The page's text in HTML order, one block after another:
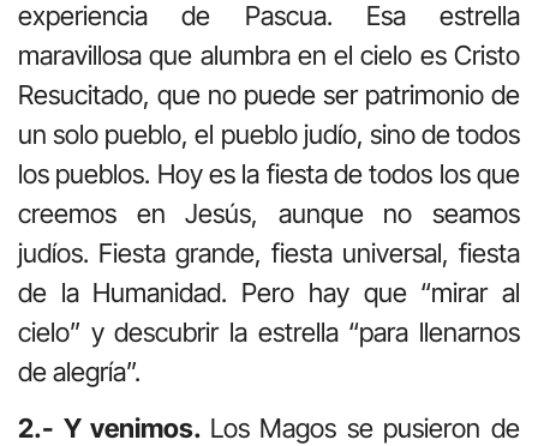
experiencia de Pascua. Esa estrella
maravillosa que alumbra en el cielo es Cristo
Resucitado, que no puede ser patrimonio de
un solo pueblo, el pueblo judío, sino de todos
los pueblos. Hoy es la fiesta de todos los que
creemos en Jesús, aunque no seamos
judíos. Fiesta grande, fiesta universal, fiesta
de la Humanidad. Pero hay que “mirar al
cielo” y descubrir la estrella “para llenarnos
de alegría”.
2.- Y venimos. Los Magos se pusieron de